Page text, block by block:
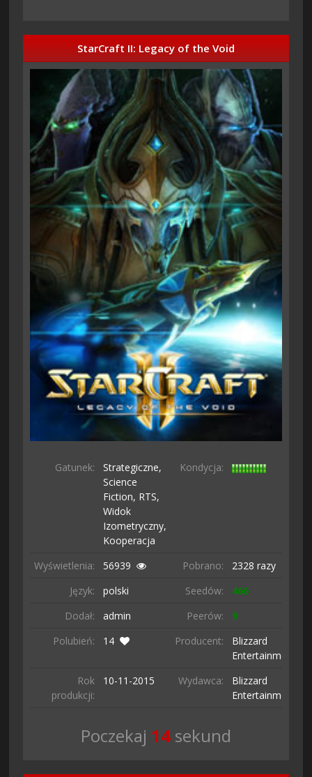
StarCraft II: Legacy of the Void
Gatunek:
Strategiczne,
Science
Fiction, RTS,
Widok
Izometryczny,
Kooperacja
Kondycja:
Wyświetlenia: 56939 Pobrano:
2328 razy
Język:
polski Seedów:
466
Dodał:
admin Peerów:
9
Polubień:
14 Producent:
Blizzard
Entertainment
Rok
produkcji:
10-11-2015 Wydawca:
Blizzard
Entertainment
Poczekaj 13 sekund